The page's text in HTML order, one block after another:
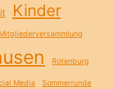
Kinder
Mitgliederversammlung
Rotenburg
Media Sommerrunde